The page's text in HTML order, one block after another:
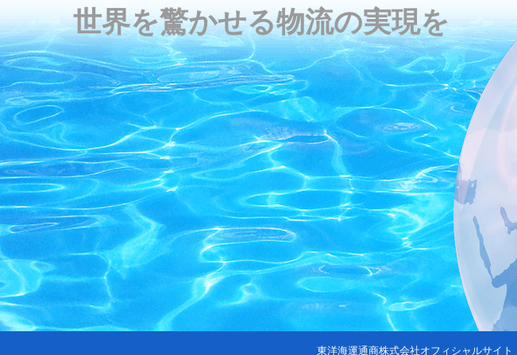
世界を驚かせる物流の実現を
東洋海運通商株式会社オフィシャルサイト